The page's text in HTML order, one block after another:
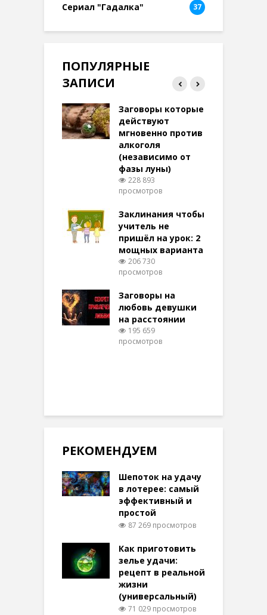
Сериал "Гадалка" 37
ПОПУЛЯРНЫЕ
ЗАПИСИ
Заговоры которые
действуют
мгновенно против
алкоголя
(независимо от
фазы луны)
228 893
просмотров
Заклинания чтобы
учитель не
пришёл на урок: 2
мощных варианта
206 730
просмотров
Заговоры на
любовь девушки
на расстоянии
195 659
просмотров
РЕКОМЕНДУЕМ
Шепоток на удачу
в лотерее: самый
эффективный и
простой
87 269 просмотров
Как приготовить
зелье удачи:
рецепт в реальной
жизни
(универсальный)
71 029 просмотров